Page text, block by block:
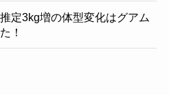
定3kg増の体型変化はグアム
！